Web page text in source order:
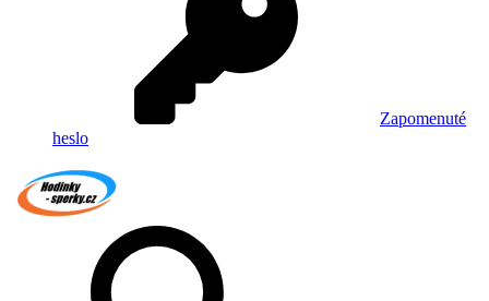
Zapomenuté
heslo